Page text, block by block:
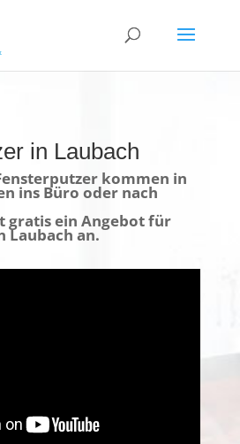
in Laubach
kommen in
ins Büro oder nach
gratis ein Angebot für
Laubach an.